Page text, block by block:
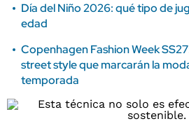
Día del Niño 2026: qué tipo de
edad
Copenhagen Fashion Week
street style que marcarán la
temporada